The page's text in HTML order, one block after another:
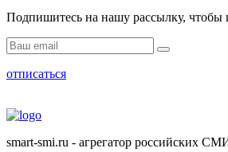
Подпишитесь на нашу рассылку, чтобы
отписаться
smart-smi.ru - агрегатор российских